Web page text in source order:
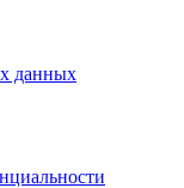
данных